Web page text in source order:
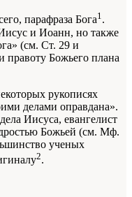
парафраза Бога1.
и Иоанн, но также
(см. Ст. 29 и
Божьего плана
рукописях
делами оправдана».
Иисуса, евангелист
Божьей (см. Мф.
ученых
2.